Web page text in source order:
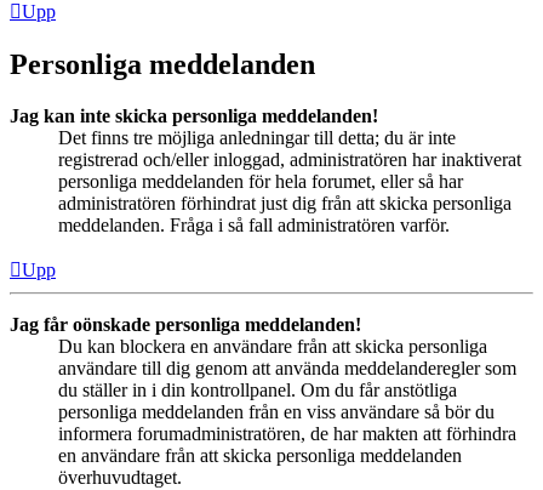
Upp
Personliga meddelanden
Jag kan inte skicka personliga meddelanden!
Det finns tre möjliga anledningar till detta; du är inte
registrerad och/eller inloggad, administratören har inaktiverat
personliga meddelanden för hela forumet, eller så har
administratören förhindrat just dig från att skicka personliga
meddelanden. Fråga i så fall administratören varför.
Upp
Jag får oönskade personliga meddelanden!
Du kan blockera en användare från att skicka personliga
användare till dig genom att använda meddelanderegler som
du ställer in i din kontrollpanel. Om du får anstötliga
personliga meddelanden från en viss användare så bör du
informera forumadministratören, de har makten att förhindra
en användare från att skicka personliga meddelanden
överhuvudtaget.